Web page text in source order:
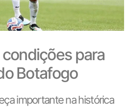
para
Botafogo
importante na histórica